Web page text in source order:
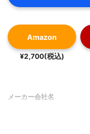
Amazon
¥2,700(税込)
メーカー会社名